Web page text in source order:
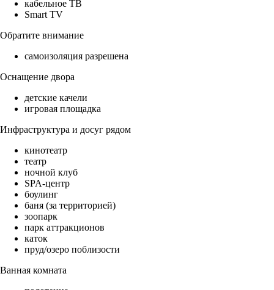
кабельное ТВ
Smart TV
Обратите внимание
самоизоляция разрешена
Оснащение двора
детские качели
игровая площадка
Инфраструктура и досуг рядом
кинотеатр
театр
ночной клуб
SPA-центр
боулинг
баня (за территорией)
зоопарк
парк аттракционов
каток
пруд/озеро поблизости
Ванная комната